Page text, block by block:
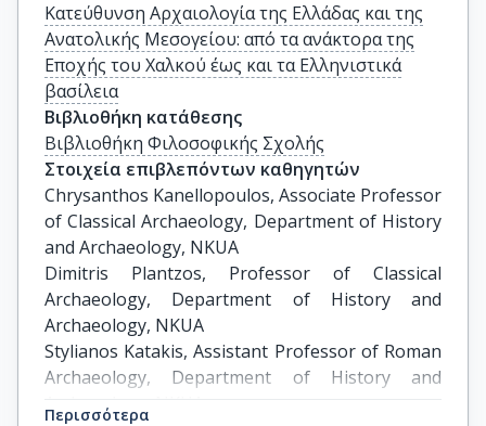
Κατεύθυνση Αρχαιολογία της Ελλάδας και της
Ανατολικής Μεσογείου: από τα ανάκτορα της
Εποχής του Χαλκού έως και τα Ελληνιστικά
βασίλεια
Βιβλιοθήκη κατάθεσης
Βιβλιοθήκη Φιλοσοφικής Σχολής
Στοιχεία επιβλεπόντων καθηγητών
Chrysanthos Kanellopoulos, Associate Professor
of Classical Archaeology, Department of History
and Archaeology, NKUA
Dimitris Plantzos, Professor of Classical
Archaeology, Department of History and
Archaeology, NKUA
Stylianos Katakis, Assistant Professor of Roman
Archaeology, Department of History and
Archaeology, NKUA
Περισσότερα